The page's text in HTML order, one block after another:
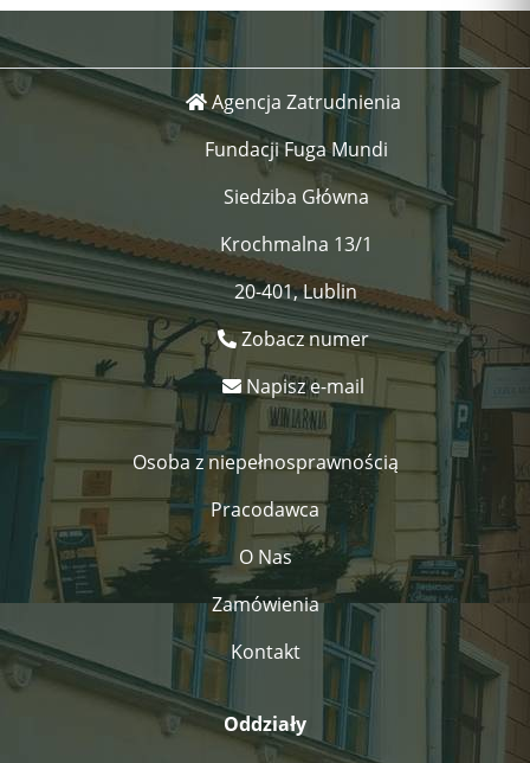
Agencja Zatrudnienia
Fundacji Fuga Mundi
Siedziba Główna
Krochmalna 13/1
20-401, Lublin
Zobacz numer
Napisz e-mail
Osoba z niepełnosprawnością
Pracodawca
O Nas
Zamówienia
Kontakt
Oddziały